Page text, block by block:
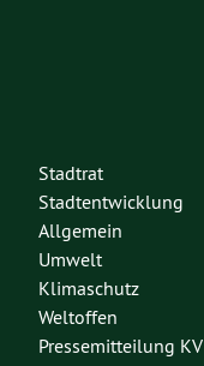
Stadtrat
Stadtentwicklung
Allgemein
Umwelt
Klimaschutz
Weltoffen
Pressemitteilung KV